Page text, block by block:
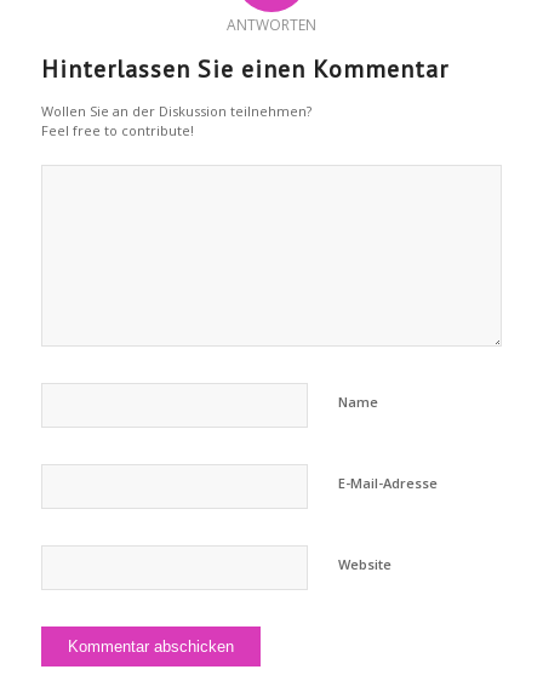
ANTWORTEN
Hinterlassen Sie einen Kommentar
Wollen Sie an der Diskussion teilnehmen?
Feel free to contribute!
Name
E-Mail-Adresse
Website